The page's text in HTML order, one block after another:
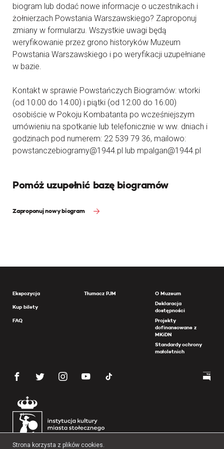
biogram lub dodać nowe informacje o uczestnikach i
żołnierzach Powstania Warszawskiego? Zaproponuj
zmiany w formularzu. Wszystkie uwagi będą
weryfikowanie przez grono historyków Muzeum
Powstania Warszawskiego i po weryfikacji uzupełniane
w bazie.
Kontakt w sprawie Powstańczych Biogramów: wtorki
(od 10:00 do 14:00) i piątki (od 12:00 do 16:00)
osobiście w Pokoju Kombatanta po wcześniejszym
umówieniu na spotkanie lub telefonicznie w ww. dniach i
godzinach pod numerem: 22 539 79 36, mailowo:
powstanczebiogramy@1944.pl lub mpalgan@1944.pl
Pomóż uzupełnić bazę biogramów
Zaproponuj nowy biogram
Ekspozycja
Kup bilety
FAQ
Tłumacz PJM
O Muzeum
Deklaracja
dostępności
Projekty
dofinansowane z
MKiDN
Standardy ochrony
małoletnich
Strona korzysta z plików cookies.